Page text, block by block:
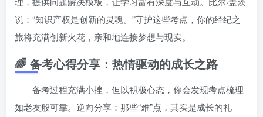
说：“知识产权是创新的灵魂。”守护这些考点，你的经纪之
旅将充满创新火花，亲和地连接梦想与现实。
🌈 备考心得分享：热情驱动的成长之路
备考过程充满小挫，但以积极心态，你会发现考点梳理
如老友般可靠。逆向分享：那些“难”点，其实是成长的礼